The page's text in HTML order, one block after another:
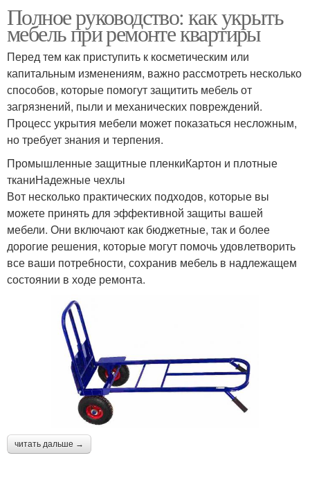
Полное руководство: как укрыть
мебель при ремонте квартиры
Перед тем как приступить к косметическим или
капитальным изменениям, важно рассмотреть несколько
способов, которые помогут защитить мебель от
загрязнений, пыли и механических повреждений.
Процесс укрытия мебели может показаться несложным,
но требует знания и терпения.
Промышленные защитные пленкиКартон и плотные
тканиНадежные чехлы
Вот несколько практических подходов, которые вы
можете принять для эффективной защиты вашей
мебели. Они включают как бюджетные, так и более
дорогие решения, которые могут помочь удовлетворить
все ваши потребности, сохранив мебель в надлежащем
состоянии в ходе ремонта.
читать дальше →